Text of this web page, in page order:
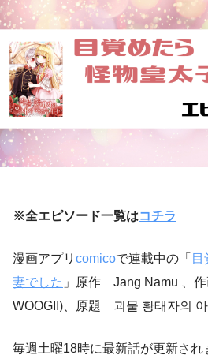
※全エピソード一覧はコチラ
漫画アプリ comicoで連載中の「
妻でした 」原作 Jang Namu 、
WOOGII)、原題 괴물 황태자의
毎週土曜18時に最新話が更新され